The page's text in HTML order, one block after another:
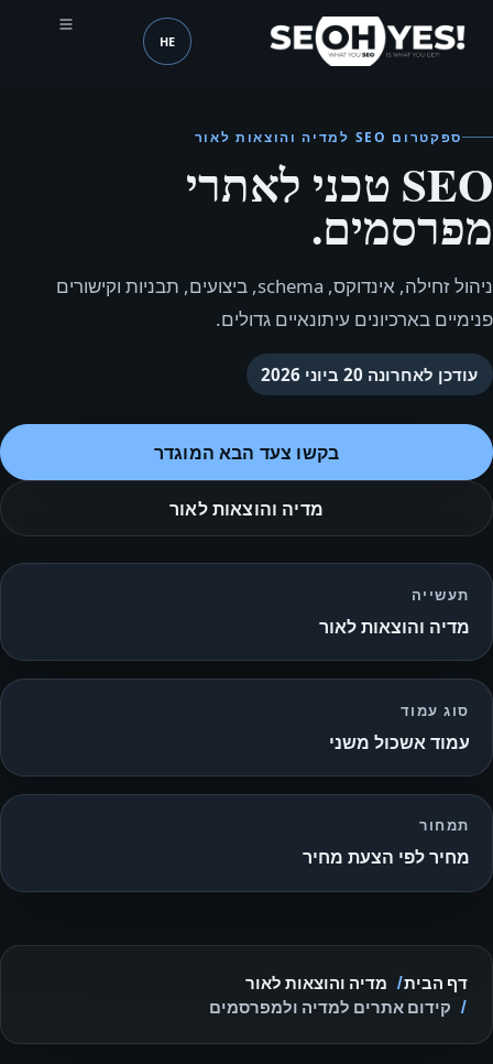
SEOH שפה (mobile header)
HE
ספקטרום SEO למדיה והוצאות לאור
SEO טכני לאתרי
מפרסמים.
ניהול זחילה, אינדוקס, schema, ביצועים, תבניות וקישורים
פנימיים בארכיונים עיתונאיים גדולים.
עודכן לאחרונה 20 ביוני 2026
בקשו צעד הבא המוגדר
מדיה והוצאות לאור
תעשייה
מדיה והוצאות לאור
סוג עמוד
עמוד אשכול משני
תמחור
מחיר לפי הצעת מחיר
דף הבית
מדיה והוצאות לאור
קידום אתרים למדיה ולמפרסמים